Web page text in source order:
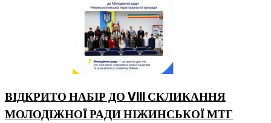
ВІДКРИТО НАБІР ДО VIII СКЛИКАННЯ
МОЛОДІЖНОЇ РАДИ НІЖИНСЬКОЇ МТГ